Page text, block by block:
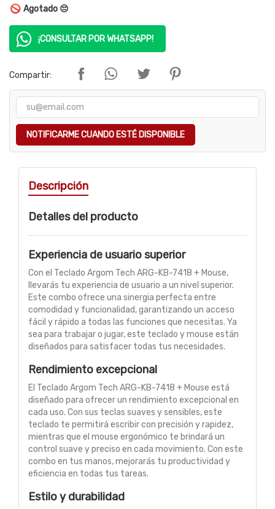
Agotado 😔
¡CONSULTAR POR WHATSAPP!
Compartir:
NOTIFICARME CUANDO ESTÉ DISPONIBLE
Descripción
Detalles del producto
Experiencia de usuario superior
Con el Teclado Argom Tech ARG-KB-7418 + Mouse,
llevarás tu experiencia de usuario a un nivel superior.
Este combo ofrece una sinergia perfecta entre
comodidad y funcionalidad, garantizando un acceso
fácil y rápido a todas las funciones que necesitas. Ya
sea para trabajar o jugar, este teclado y mouse están
diseñados para satisfacer todas tus necesidades.
Rendimiento excepcional
El Teclado Argom Tech ARG-KB-7418 + Mouse está
diseñado para ofrecer un rendimiento excepcional en
cada uso. Con sus teclas suaves y sensibles, este
teclado te permitirá escribir con precisión y rapidez,
mientras que el mouse ergonómico te brindará un
control suave y preciso en cada movimiento. Con este
combo en tus manos, mejorarás tu productividad y
eficiencia en todas tus tareas.
Estilo y durabilidad